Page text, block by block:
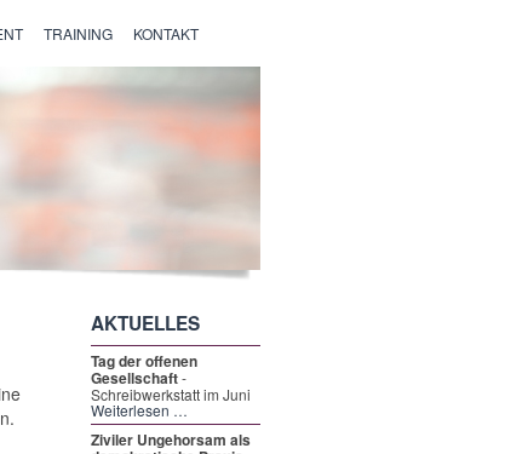
TRAINING KONTAKT
AKTUELLES
Tag der offenen
Gesellschaft-
Schreibwerkstatt im Juni
Weiterlesen …
Ziviler Ungehorsam als